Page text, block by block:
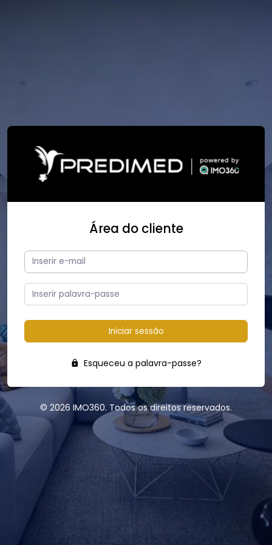
Área do cliente
Iniciar sessão
Esqueceu a palavra-passe?
© 2026 IMO360. Todos os direitos reservados.